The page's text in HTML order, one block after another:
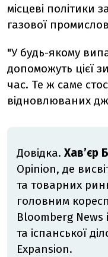
місцеві політики
газової
"У будь-якому
допоможуть цієї
час. Те ж саме
відновлюваних
Довідка. Хав’єр
Opinion, де
та товарних
головним
Bloomberg News
та іспанської
Expansion.